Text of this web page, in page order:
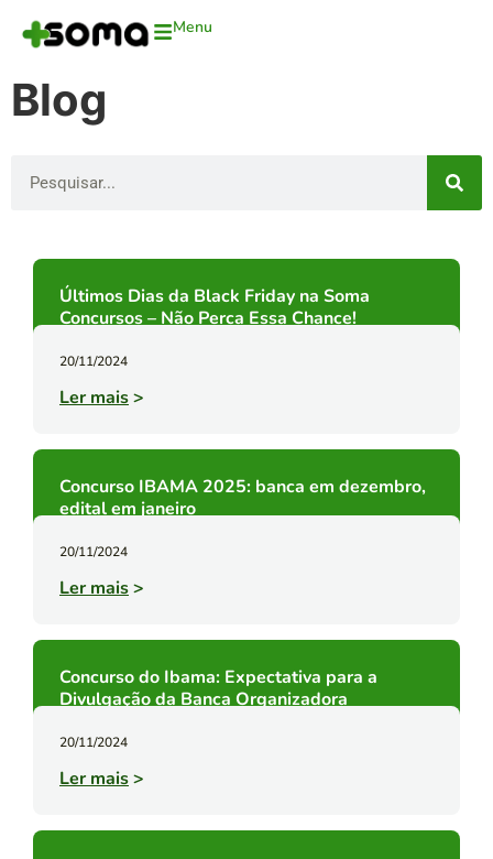
Menu
Blog
Últimos Dias da Black Friday na Soma
Concursos – Não Perca Essa Chance!
20/11/2024
Ler mais>
Concurso IBAMA 2025: banca em dezembro,
edital em janeiro
20/11/2024
Ler mais>
Concurso do Ibama: Expectativa para a
Divulgação da Banca Organizadora
20/11/2024
Ler mais>